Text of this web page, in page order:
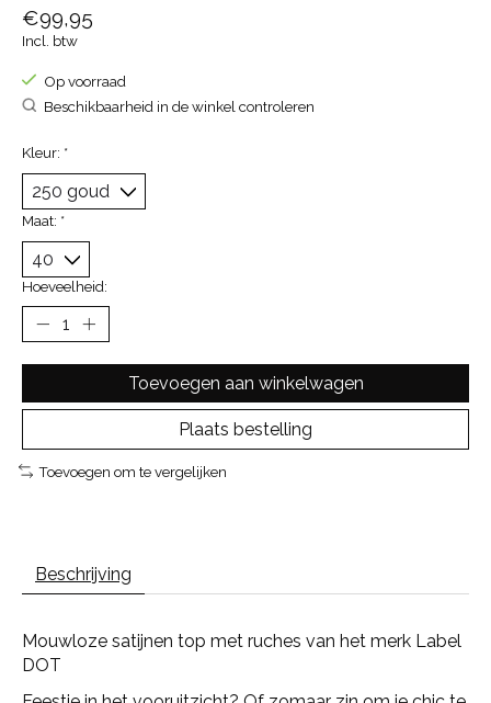
€99,95
Incl. btw
Op voorraad
Beschikbaarheid in de winkel controleren
Kleur: *
Maat: *
Hoeveelheid:
Toevoegen aan winkelwagen
Plaats bestelling
Toevoegen om te vergelijken
Beschrijving
Mouwloze satijnen top met ruches van het merk Label
DOT